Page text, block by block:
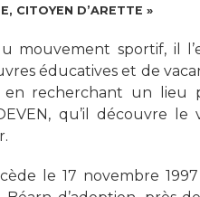
CITOYEN D’ARETTE »
mouvement sportif, il
éducatives et de
en recherchant un
qu’il découvre
le 17 novembre